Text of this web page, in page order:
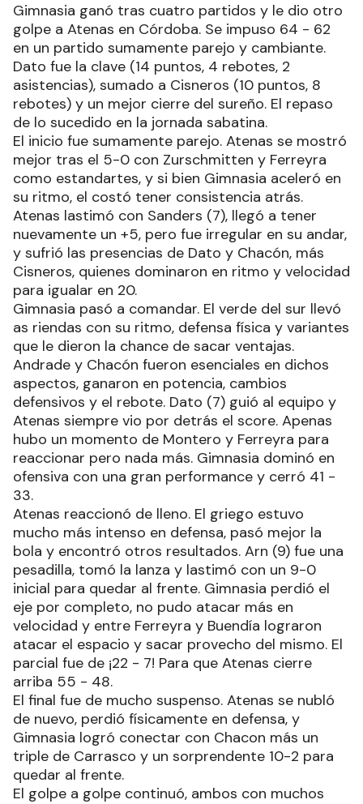
Gimnasia ganó tras cuatro partidos y le dio otro
golpe a Atenas en Córdoba. Se impuso 64 - 62
en un partido sumamente parejo y cambiante.
Dato fue la clave (14 puntos, 4 rebotes, 2
asistencias), sumado a Cisneros (10 puntos, 8
rebotes) y un mejor cierre del sureño. El repaso
de lo sucedido en la jornada sabatina.
El inicio fue sumamente parejo. Atenas se mostró
mejor tras el 5-0 con Zurschmitten y Ferreyra
como estandartes, y si bien Gimnasia aceleró en
su ritmo, el costó tener consistencia atrás.
Atenas lastimó con Sanders (7), llegó a tener
nuevamente un +5, pero fue irregular en su andar,
y sufrió las presencias de Dato y Chacón, más
Cisneros, quienes dominaron en ritmo y velocidad
para igualar en 20.
Gimnasia pasó a comandar. El verde del sur llevó
as riendas con su ritmo, defensa física y variantes
que le dieron la chance de sacar ventajas.
Andrade y Chacón fueron esenciales en dichos
aspectos, ganaron en potencia, cambios
defensivos y el rebote. Dato (7) guió al equipo y
Atenas siempre vio por detrás el score. Apenas
hubo un momento de Montero y Ferreyra para
reaccionar pero nada más. Gimnasia dominó en
ofensiva con una gran performance y cerró 41 -
33.
Atenas reaccionó de lleno. El griego estuvo
mucho más intenso en defensa, pasó mejor la
bola y encontró otros resultados. Arn (9) fue una
pesadilla, tomó la lanza y lastimó con un 9-0
inicial para quedar al frente. Gimnasia perdió el
eje por completo, no pudo atacar más en
velocidad y entre Ferreyra y Buendía lograron
atacar el espacio y sacar provecho del mismo. El
parcial fue de ¡22 - 7! Para que Atenas cierre
arriba 55 - 48.
El final fue de mucho suspenso. Atenas se nubló
de nuevo, perdió físicamente en defensa, y
Gimnasia logró conectar con Chacon más un
triple de Carrasco y un sorprendente 10-2 para
quedar al frente.
El golpe a golpe continuó, ambos con muchos